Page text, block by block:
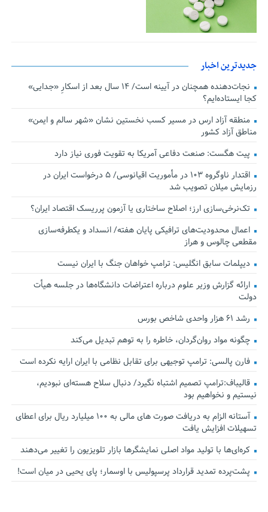
جدیدترین اخبار
نجات‌دهنده‌ همچنان در آیینه است/ ۱۴ سال بعد از اسکارِ «جدایی»
کجا ایستاده‌ایم؟
منطقه آزاد ارس در مسیر کسب نخستین نشان «شهر سالم و ایمن»
مناطق آزاد کشور
پیت هگست: صنعت دفاعی آمریکا به تقویت فوری نیاز دارد
اقتدار ناوگروه ۱۰۳ در مأموریت‌ اقیانوسی/ ۵ درخواست ایران در
رزمایش میلان تصویب شد
تک‌نرخی‌سازی ارز؛ اصلاح ساختاری یا آزمون پرریسک اقتصاد ایران؟
اعمال محدودیت‌های ترافیکی پایان هفته/ انسداد و یکطرفه‌سازی
مقطعی چالوس و هراز
دیپلمات سابق انگلیس:‌ ترامپ خواهان جنگ با ایران نیست
ارائه گزارش وزیر علوم درباره اعتراضات دانشگاه‌ها در جلسه هیأت
دولت
رشد ۶۱ هزار واحدی شاخص بورس
چگونه مواد روان‌گردان، خاطره را به توهم تبدیل می‌کند
فارن پالسی: ترامپ توجیهی برای تقابل نظامی با ایران ارایه نکرده است
قالیباف:ترامپ تصمیم اشتباه نگیرد/ دنبال سلاح هسته‌ای نبودیم،
نیستیم و نخواهیم بود
آستانه الزام به دریافت صورت های مالی به ۱۰۰ میلیارد ریال برای اعطای
تسهیلات افزایش یافت
کره‌ای‌ها با تولید مواد اصلی نمایشگرها بازار تلویزیون را تغییر می‌دهند
پشت‌پرده تمدید قرارداد پرسپولیس با اوسمار؛ پای یحیی در میان است!